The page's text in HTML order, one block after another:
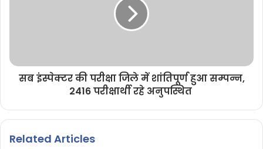
सब इंस्पेक्टर की परीक्षा जिले में शांतिपूर्ण हुआ सम्पन्न,
2416 परीक्षार्थी रहे अनुपस्थित
Related Articles